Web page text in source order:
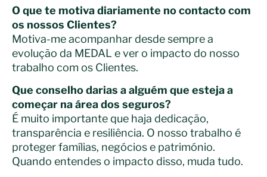
O que te motiva diariamente no contacto com
os nossos Clientes?
Motiva-me acompanhar desde sempre a
evolução da MEDAL e ver o impacto do nosso
trabalho com os Clientes.
Que conselho darias a alguém que esteja a
começar na área dos seguros?
É muito importante que haja dedicação,
transparência e resiliência. O nosso trabalho é
proteger famílias, negócios e património.
Quando entendes o impacto disso, muda tudo.